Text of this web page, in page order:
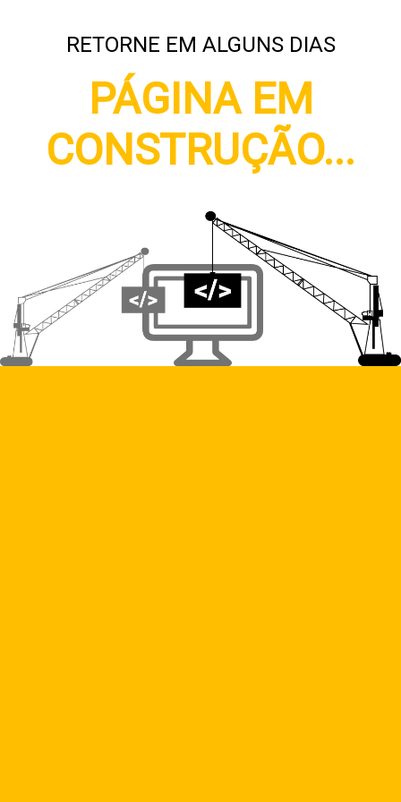
RETORNE EM ALGUNS DIAS
PÁGINA EM
CONSTRUÇÃO...